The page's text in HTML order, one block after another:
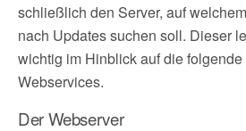
schließlich den Server, auf
nach Updates suchen soll. Dieser
wichtig im Hinblick auf die
Webservices.
Der Webserver